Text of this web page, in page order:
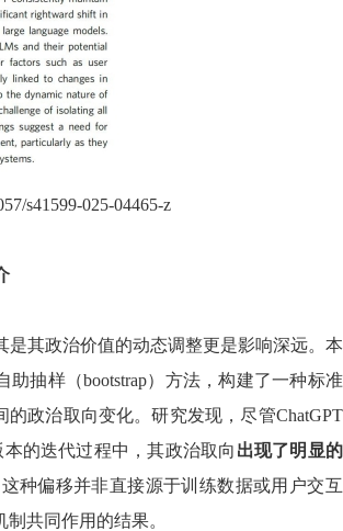
s41599-025-04465-z
政治价值的动态调整更是影响深远。
助抽样（bootstrap）方法，构建了一种标
政治取向变化。研究发现，尽管
的迭代过程中，其政治取向 出现了明显
种偏移并非直接源于训练数据或用户交
共同作用的结果。